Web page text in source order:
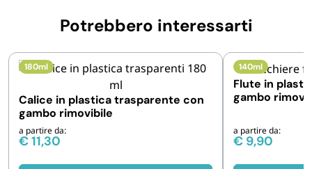
Potrebbero interessarti
180ml
Calice in plastica trasparente con
gambo rimovibile
a partire da:
€11,30
140ml
Flute in
gambo
a partire da:
€ 9,90